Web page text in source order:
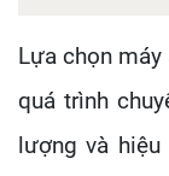
Lựa chọn
quá trình
lượng và